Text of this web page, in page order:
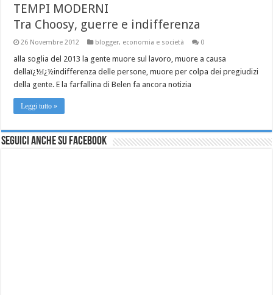
TEMPI MODERNI
Tra Choosy, guerre e indifferenza
26 Novembre 2012 blogger, economia e società 0
alla soglia del 2013 la gente muore sul lavoro, muore a causa
dellaï¿½ï¿½indifferenza delle persone, muore per colpa dei pregiudizi
della gente. E la farfallina di Belen fa ancora notizia
Leggi tutto »
Seguici anche su Facebook